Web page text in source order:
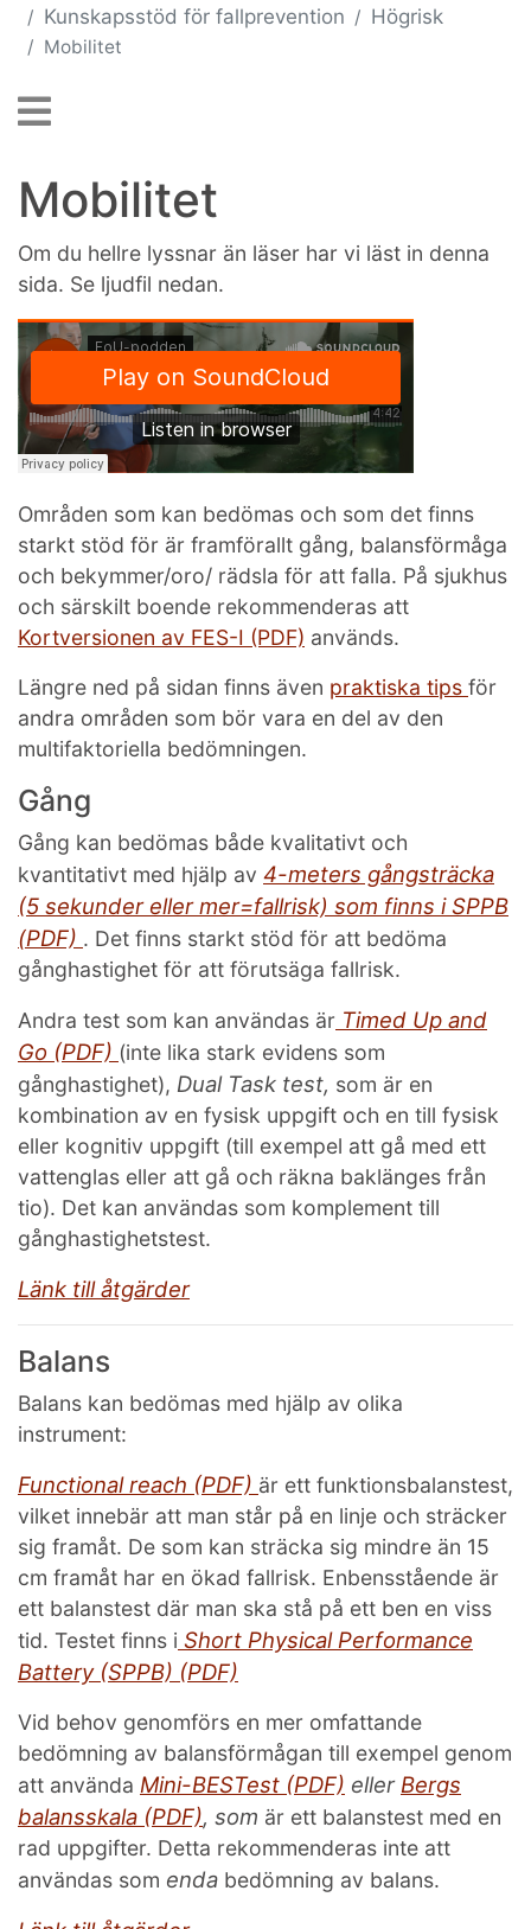
Kunskapsstöd för fallprevention
Högrisk
Mobilitet
Mobilitet
Om du hellre lyssnar än läser har vi läst in denna
sida. Se ljudfil nedan.
Områden som kan bedömas och som det finns
starkt stöd för är framförallt gång, balansförmåga
och bekymmer/oro/ rädsla för att falla. På sjukhus
och särskilt boende rekommenderas att
Kortversionen av FES-I (PDF) används.
Längre ned på sidan finns även praktiska tips för
andra områden som bör vara en del av den
multifaktoriella bedömningen.
Gång
Gång kan bedömas både kvalitativt och
kvantitativt med hjälp av 4-meters gångsträcka
(5 sekunder eller mer=fallrisk) som finns i SPPB
(PDF) . Det finns starkt stöd för att bedöma
gånghastighet för att förutsäga fallrisk.
Andra test som kan användas är Timed Up and
Go (PDF) (inte lika stark evidens som
gånghastighet), Dual Task test, som är en
kombination av en fysisk uppgift och en till fysisk
eller kognitiv uppgift (till exempel att gå med ett
vattenglas eller att gå och räkna baklänges från
tio). Det kan användas som komplement till
gånghastighetstest.
Länk till åtgärder
Balans
Balans kan bedömas med hjälp av olika
instrument:
Functional reach (PDF) är ett funktionsbalanstest,
vilket innebär att man står på en linje och sträcker
sig framåt. De som kan sträcka sig mindre än 15
cm framåt har en ökad fallrisk. Enbensstående är
ett balanstest där man ska stå på ett ben en viss
tid. Testet finns i Short Physical Performance
Battery (SPPB) (PDF)
Vid behov genomförs en mer omfattande
bedömning av balansförmågan till exempel genom
att använda Mini-BESTest (PDF) eller Bergs
balansskala (PDF), som är ett balanstest med en
rad uppgifter. Detta rekommenderas inte att
användas som enda bedömning av balans.